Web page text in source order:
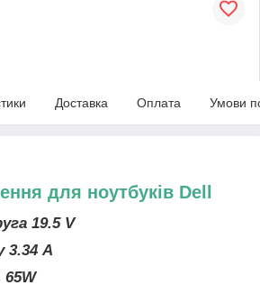
Доставка Оплата Умови
для ноутбуків Dell
19.5 V
3.34 A